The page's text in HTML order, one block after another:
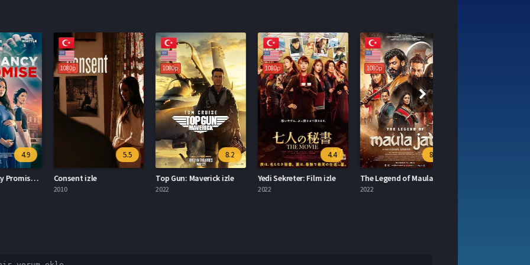
4.9
The Pregnancy Promise izle
1080p
Consent izle
1080p
8.2
Top Gun: Maverick izle
1080p
4.4
Yedi Sekreter: Film izle
1080p
8.6
The Legend of Maula Jatt izle